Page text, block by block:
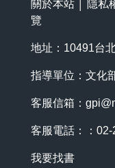
關於本站 隱私
覽
地址：10491台
指導單位：文化
客服信箱：
客服電話：：
我要找書